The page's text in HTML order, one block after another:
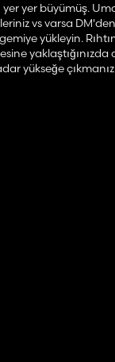
yer büyümüş.
vs varsa
yükleyin.
yükseğe